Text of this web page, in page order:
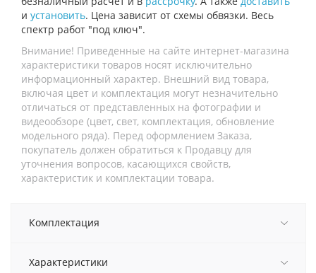
и установить. Цена зависит от схемы обвязки. Весь
спектр работ "под ключ".
Внимание! Приведенные на сайте интернет-магазина
характеристики товаров носят исключительно
информационный характер. Внешний вид товара,
включая цвет и комплектация могут незначительно
отличаться от представленных на фотографии и
видеообзоре (цвет, свет, комплектация, обновление
модельного ряда). Перед оформлением Заказа,
покупатель должен обратиться к Продавцу для
уточнения вопросов, касающихся свойств,
характеристик и комплектации товара.
Комплектация
Характеристики